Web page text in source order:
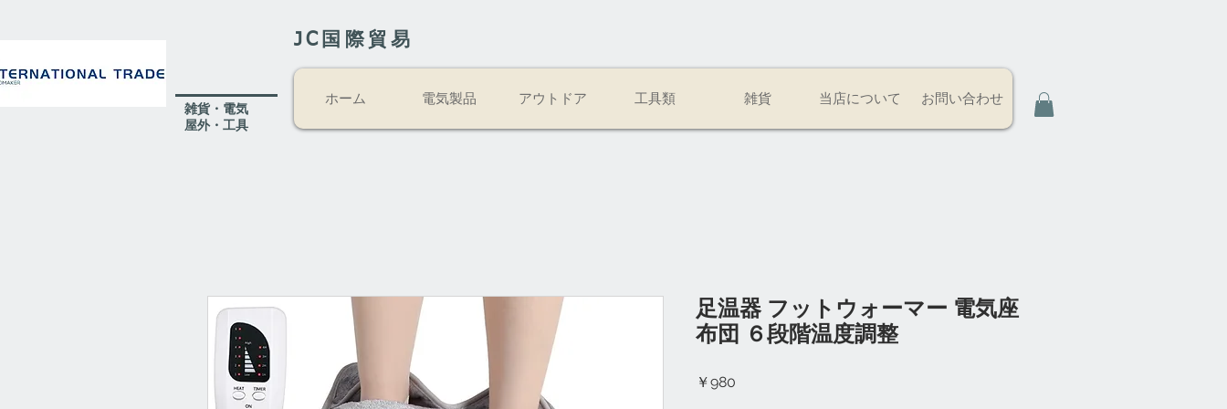
JC国際貿易
​雑貨・電気
​屋外・工具
ホーム 電気製品 アウトドア 工具類 雑貨 当店について お問い合わせ
足温器 フットウォーマー 電気座
布団 ６段階温度調整
￥980